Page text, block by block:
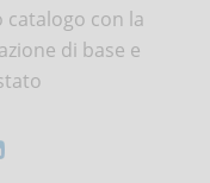
catalogo con la
di base e